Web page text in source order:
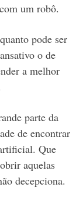
um robô.
pode ser
o de
a melhor
parte da
de encontrar
Que
aquelas
decepciona.